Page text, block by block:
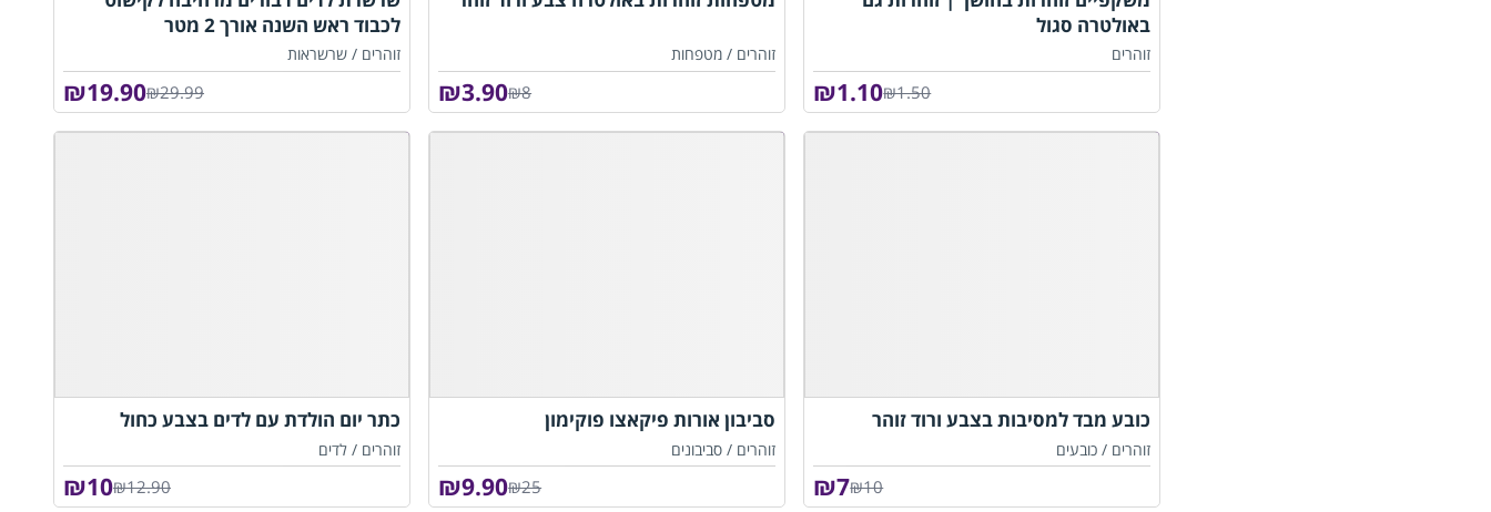
באולטרה סגול
זוהרים
₪1.50
1.10
₪
זוהרים / מטפחות
₪8
3.90
₪
לכבוד ראש השנה אורך 2 מטר
זוהרים / שרשראות
₪29.99
19.90
₪
כובע מבד למסיבות בצבע ורוד זוהר
זוהרים / כובעים
₪10
7
₪
סביבון אורות פיקאצו פוקימון
זוהרים / סביבונים
₪25
9.90
₪
כתר יום הולדת עם לדים בצבע כחול
זוהרים / לדים
₪12.90
10
₪